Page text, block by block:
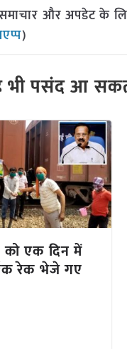
और अपडेट के
)
पसंद आ
एक दिन में
रेक भेजे गए